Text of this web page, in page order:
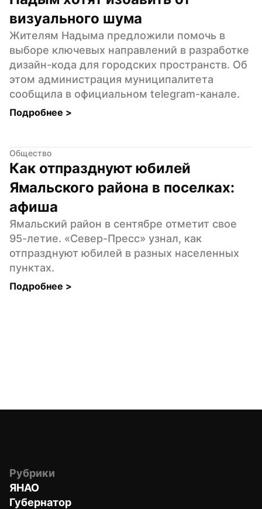
визуального шума
Жителям Надыма предложили помочь в
выборе ключевых направлений в разработке
дизайн-кода для городских пространств. Об
этом администрация муниципалитета
сообщила в официальном telegram-канале.
Подробнее >
Общество
Как отпразднуют юбилей
Ямальского района в поселках:
афиша
Ямальский район в сентябре отметит свое
95-летие. «Север-Пресс» узнал, как
отпразднуют юбилей в разных населенных
пунктах.
Подробнее >
Рубрики
ЯНАО
Губернатор